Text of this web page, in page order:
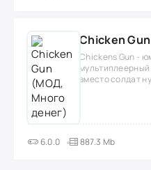
Chicken
Chickens Gun -
вместо солдат
6.0.0 887.3 Mb